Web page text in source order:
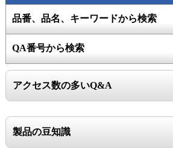
品番、品名、キーワードから検索
QA番号から検索
アクセス数の多いQ&A
製品の豆知識